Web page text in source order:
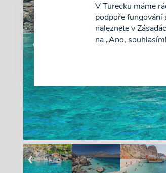
❮
❮
V Turecku máme
podpoře fungování
naleznete v
na „Ano,